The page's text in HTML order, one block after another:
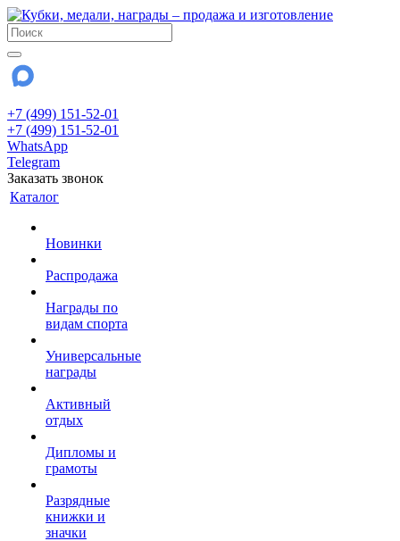
+7 (499) 151-52-01
+7 (499) 151-52-01
WhatsApp
Telegram
Заказать звонок
Каталог
Новинки
Распродажа
Награды по
видам спорта
Универсальные
награды
Активный
отдых
Дипломы и
грамоты
Разрядные
книжки и
значки